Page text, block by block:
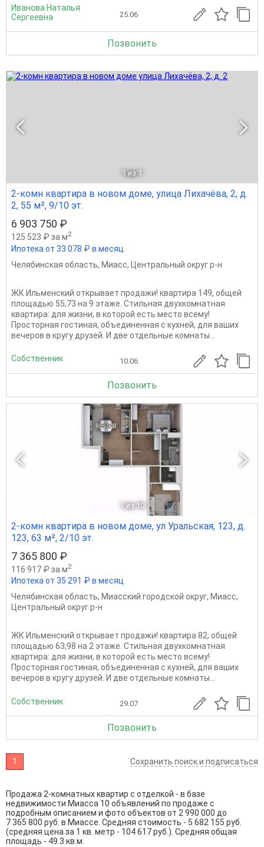
Иванова Наталья
Сергеевна
25.06
Позвонить
1 из 1
2-комн квартира в новом доме, улица Лихачёва, 2, д.
2, 55 м², 9/10 эт.
6 903 750 ₽
125 523 ₽ за м2
Ипотека от 33 078 ₽ в месяц
Челябинская область, Миасс, Центральный округ р-н
ЖК Ильменский открывает продажи! квартира 149, общей
площадью 55,73 на 9 этаже. Стильная двухкомнатная
квартира: для жизни, в которой есть место всему!
Просторная гостиная, объединенная с кухней, для ваших
вечеров в кругу друзей. И две отдельные комнаты...
Собственник 10.06
Позвонить
1 из 10
2-комн квартира в новом доме, ул Уральская, 123, д.
123, 63 м², 2/10 эт.
7 365 800 ₽
116 917 ₽ за м2
Ипотека от 35 291 ₽ в месяц
Челябинская область, Миасский городской округ, Миасс,
Центральный округ р-н
ЖК Ильменский открывает продажи! квартира 82, общей
площадью 63,98 на 2 этаже. Стильная двухкомнатная
квартира: для жизни, в которой есть место всему!
Просторная гостиная, объединенная с кухней, для ваших
вечеров в кругу друзей. И две отдельные комнаты...
Собственник 29.07
Позвонить
1 Сохранить поиск и подписаться
Продажа 2-комнатных квартир с отделкой - в базе
недвижимости Миасса 10 объявлений по продаже с
подробным описанием и фото объектов от 2 990 000 до
7 365 800 руб. в Миассе. Средняя стоимость - 5 682 155 руб.
(средняя цена за 1 кв. метр - 104 617 руб.). Средняя общая
площадь - 49.3 кв.м.